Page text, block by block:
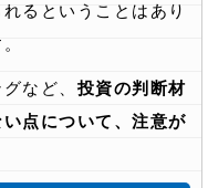
るということはあり
など、 投資の判断材
点について、注意が